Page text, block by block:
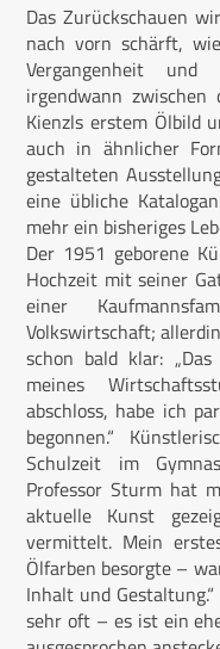
Das Zurückschauen
nach vorn schärft,
Vergangenheit
irgendwann
Kienzls erstem Ölbild
auch in ähnlicher
gestalteten
eine übliche
mehr ein bisheriges
Der 1951 geborene
Hochzeit mit seiner
einer
Volkswirtschaft;
schon bald klar:
meines
abschloss, habe ich
begonnen.“
Schulzeit im
Professor Sturm hat
aktuelle Kunst
vermittelt. Mein
Ölfarben besorgte –
Inhalt und
sehr oft – es ist ein